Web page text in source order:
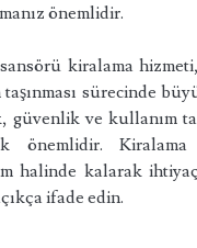
önemlidir.
kiralama
taşınması sürecinde
güvenlik ve kullanım
önemlidir. Kiralama
halinde kalarak
ifade edin.